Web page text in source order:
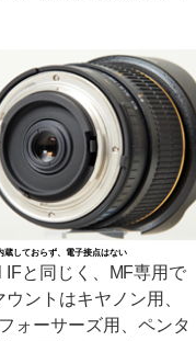
蔵しておらず、電子接点はない
と同じく、MF専用で
ントはキヤノン用、
ォーサーズ用、ペンタ